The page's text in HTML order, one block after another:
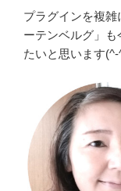
プラグインを複
ーテンベルグ」
たいと思います(^-